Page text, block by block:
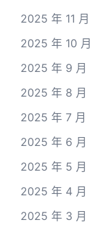
2025 年 11 月
2025 年 10 月
2025 年 9 月
2025 年 8 月
2025 年 7 月
2025 年 6 月
2025 年 5 月
2025 年 4 月
2025 年 3 月